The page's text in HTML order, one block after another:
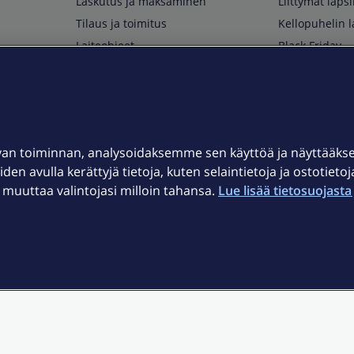
Tilaus ja toimitus
Laiteohjeet
Kuuluvuuskartta
Asiakastiedotteet
OmaElisa-sovellus
Kellopuhelin
Black Friday
toiminnan, analysoidaksemme sen käyttöä ja
avulla kerättyjä tietoja, kuten selaintietoja ja
valintojasi milloin tahansa. Lue lisää tietosuojasta